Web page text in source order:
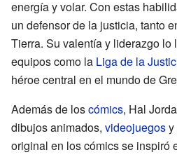
energía y volar. Con estas
un defensor de la justicia, tanto
Tierra. Su valentía y liderazgo lo
equipos como la Liga de la
héroe central en el mundo de
Además de loscómics, Hal
dibujos animados, videojuegosy
original en los cómics se inspiró